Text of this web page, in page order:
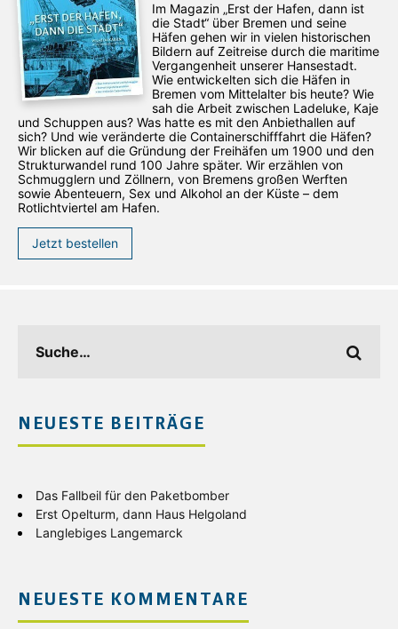
Im Magazin „Erst der Hafen, dann ist
die Stadt“ über Bremen und seine
Häfen gehen wir in vielen historischen
Bildern auf Zeitreise durch die maritime
Vergangenheit unserer Hansestadt.
Wie entwickelten sich die Häfen in
Bremen vom Mittelalter bis heute? Wie
sah die Arbeit zwischen Ladeluke, Kaje
und Schuppen aus? Was hatte es mit den Anbiethallen auf
sich? Und wie veränderte die Containerschifffahrt die Häfen?
Wir blicken auf die Gründung der Freihäfen um 1900 und den
Strukturwandel rund 100 Jahre später. Wir erzählen von
Schmugglern und Zöllnern, von Bremens großen Werften
sowie Abenteuern, Sex und Alkohol an der Küste – dem
Rotlichtviertel am Hafen.
Jetzt bestellen
NEUESTE BEITRÄGE
Das Fallbeil für den Paketbomber
Erst Opelturm, dann Haus Helgoland
Langlebiges Langemarck
NEUESTE KOMMENTARE